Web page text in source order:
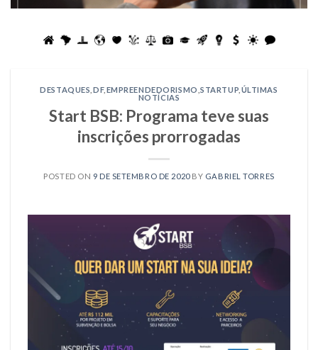
DESTAQUES DF, EMPREENDEDORISMO ,STARTUP ÚLTIMAS
NOTÍCIAS
Start BSB: Programa teve suas
inscrições prorrogadas
POSTED ON 9 DE SETEMBRO DE 2020BY GABRIEL TORRES